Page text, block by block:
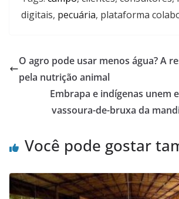
digitais, pecuária, plataforma
O agro pode usar menos água? A
pela nutrição animal
Embrapa e indígenas unem
vassoura-de-bruxa da
Você pode gostar